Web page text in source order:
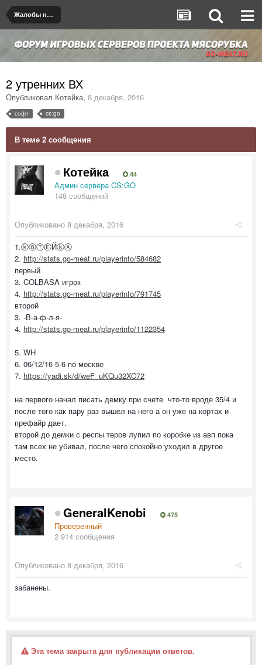
Жалобы на игроков/админов
2 утренних ВХ
Опубликовал Котейка, 8 декабря, 2016
софт cs:go
В теме 2 сообщения
Котейка 44
Админ сервера CS:GO
148 сообщений
Опубликовано 8 декабря, 2016
1.ⓚⓞⓉⒺЙⓚⒶ
2. http://stats.go-meat.ru/playerinfo/584682
первый
3. COLBASA игрок
4. http://stats.go-meat.ru/playerinfo/791745
второй
3. -В-а-ф-л-я-
4. http://stats.go-meat.ru/playerinfo/1122354
5. WH
6. 06/12/16 5-6 по москве
7. https://yadi.sk/d/weF_uKQu32XC72
на первого начал писать демку при счете что-то вроде 35/4 и
после того как пару раз вышел на него а он уже на кортах и
префайр дает.
второй до демки с респы теров лупил по коробке из авп пока
там всех не убивал, после чего спокойно уходил в другое
место.
GeneralKenobi 475
Проверенный
2 914 сообщения
Опубликовано 8 декабря, 2016
забанены.
Эта тема закрыта для публикации ответов.